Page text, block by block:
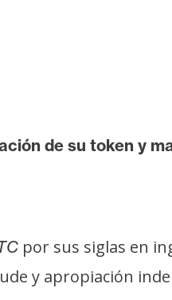
de su token y
por sus siglas en
y apropiación